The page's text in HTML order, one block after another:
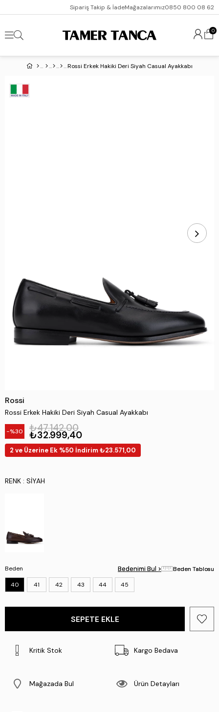
Sipariş Takip & İadeMağazalarımız0850 800 08 62
0
Rossi Erkek Hakiki Deri Siyah Casual Ayakkabı
Rossi
Rossi Erkek Hakiki Deri Siyah Casual Ayakkabı
30 ₺47.142,00
₺32.999,40
2 ve Üzerine Ek %50 İndirim ₺23.571,00
RENK : SIYAH
Beden
40 41 42 43 44 45
Bedenimi Bul > Beden Tablosu
Bedenimi Bul > Beden Tablosu
Kritik Stok Kargo Bedava
Mağazada Bul Ürün Detayları